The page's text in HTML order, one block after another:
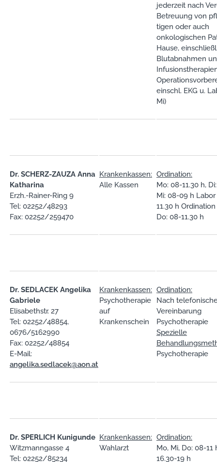
jederzeit nach
Betreuung von
tigen oder auch
onkologischen
Hause,
Blutabnahmen
einschl. EKG u.
Mi)
Dr. SCHERZ-ZAUZA Anna
Katharina
Erzh.-Rainer-Ring 9
Tel: 02252/48293
Fax: 02252/259470
Krankenkassen:
Alle Kassen
Ordination:
Mo: 08-11.30 h,
Mi: 08-09 h
11.30 h Ordination
Do: 08-11.30 h
Dr. SEDLACEK Angelika
Gabriele
Elisabethstr. 27
Tel: 02252/48854,
0676/5162990
Fax: 02252/48854
E-Mail:
angelika.sedlacek@aon.at
Krankenkassen:
Psychotherapie
auf
Krankenschein
Ordination:
Nach
Vereinbarung
Psychotherapie
Spezielle
Psychotherapie
Dr. SPERLICH Kunigunde
Witzmanngasse 4
Tel: 02252/85234
Krankenkassen:
Wahlarzt
Ordination:
Mo, Mi, Do: 08-11
16.30-19 h